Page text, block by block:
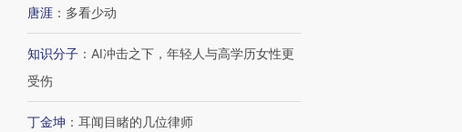
唐涯 ： 多看少动
知识分子 ： AI冲击之下，年轻人与高学历女性更
受伤
丁金坤 ： 耳闻目睹的几位律师